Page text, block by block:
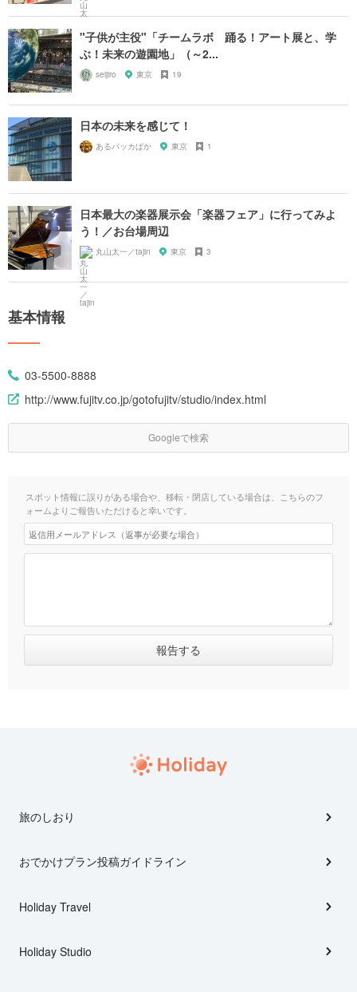
"子供が主役"「チームラボ 踊る！アート展と、学
ぶ！未来の遊園地」（～2...
seijiro 東京 19
日本の未来を感じて！
あるパッカぱか 東京 1
日本最大の楽器展示会「楽器フェア」に行ってみよ
う！／お台場周辺
丸山太一／tajin 東京 3
基本情報
03-5500-8888
http://www.fujitv.co.jp/gotofujitv/studio/index.html
Googleで検索
スポット情報に誤りがある場合や、移転・閉店している場合は、こちらのフ
ォームよりご報告いただけると幸いです。
旅のしおり
おでかけプラン投稿ガイドライン
Holiday Travel
Holiday Studio